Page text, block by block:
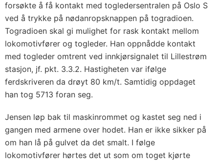
forsøkte å få kontakt med togledersentralen på Oslo S
ved å trykke på nødanropsknappen på togradioen.
Togradioen skal gi mulighet for rask kontakt mellom
lokomotivfører og togleder. Han oppnådde kontakt
med togleder omtrent ved innkjørsignalet til Lillestrøm
stasjon, jf. pkt. 3.3.2. Hastigheten var ifølge
ferdskriveren da drøyt 80 km/t. Samtidig oppdaget
han tog 5713 foran seg.
Jensen løp bak til maskinrommet og kastet seg ned i
gangen med armene over hodet. Han er ikke sikker på
om han lå på gulvet da det smalt. I følge
lokomotivfører hørtes det ut som om toget kjørte